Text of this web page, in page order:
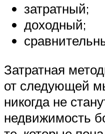
затратный;
доходный;
Затратная
от следующей
никогда не
недвижимость